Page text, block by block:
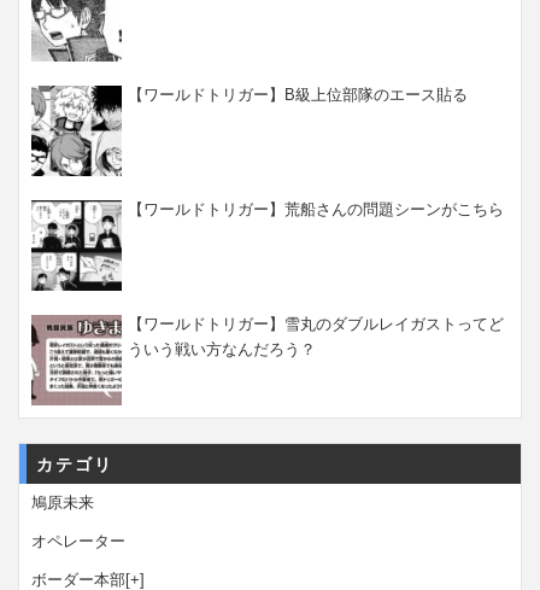
【ワールドトリガー】B級上位部隊のエース貼る
【ワールドトリガー】荒船さんの問題シーンがこちら
【ワールドトリガー】雪丸のダブルレイガストってど
ういう戦い方なんだろう？
カテゴリ
鳩原未来
オペレーター
ボーダー本部[+]